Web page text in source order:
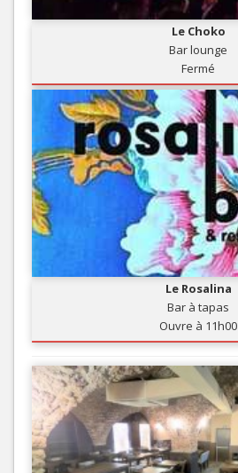
Le Choko
Bar lounge
Fermé
Le Rosalina
Bar à tapas
Ouvre à 11h00